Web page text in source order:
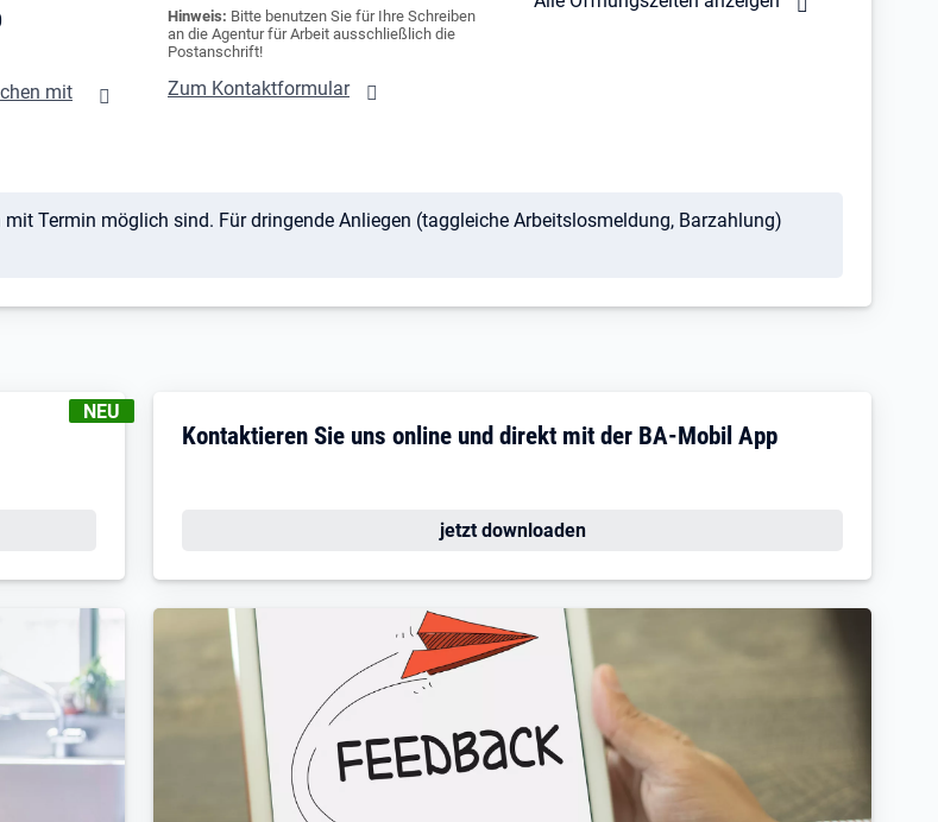
mit
Hinweis: Bitte benutzen Sie für Ihre Schreiben
an die Agentur für Arbeit ausschließlich die
Postanschrift!
Zum Kontaktformular
Termin möglich sind. Für dringende Anliegen (taggleiche Arbeitslosmeldung, Barzahlung)
KENNZEICHNUNGEN
NEU
Kontaktieren Sie uns online und direkt mit der BA-Mobil App
jetzt downloaden